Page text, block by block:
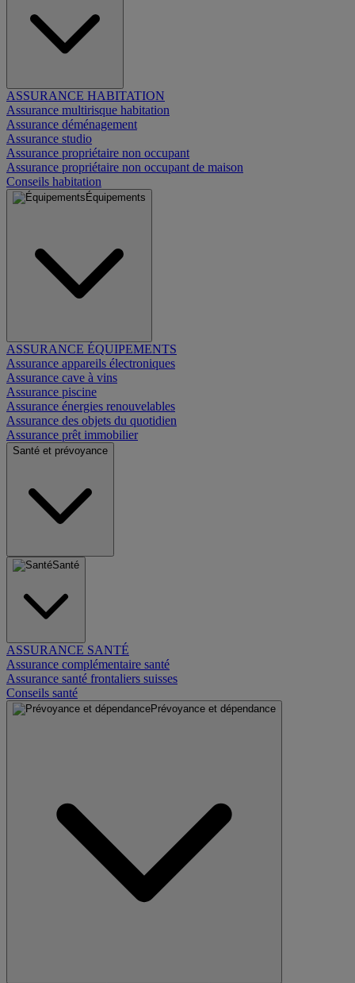
ASSURANCE HABITATION
Assurance multirisque habitation
Assurance déménagement
Assurance studio
Assurance propriétaire non occupant
Assurance propriétaire non occupant de maison
Conseils habitation
Équipements
ASSURANCE ÉQUIPEMENTS
Assurance appareils électroniques
Assurance cave à vins
Assurance piscine
Assurance énergies renouvelables
Assurance des objets du quotidien
Assurance prêt immobilier
Santé et prévoyance
Santé
ASSURANCE SANTÉ
Assurance complémentaire santé
Assurance santé frontaliers suisses
Conseils santé
Prévoyance et dépendance